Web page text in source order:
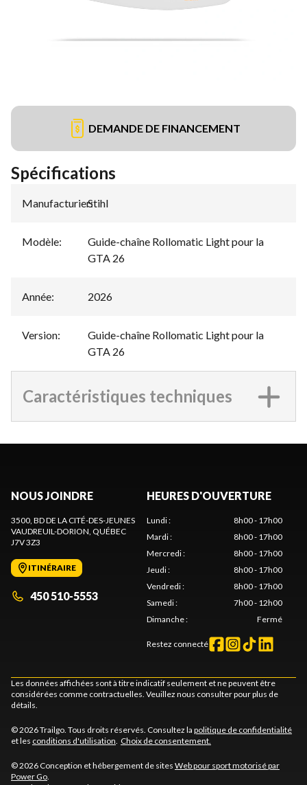
DEMANDE DE FINANCEMENT
Spécifications
Manufacturier:
Stihl
Modèle:
Guide-chaîne Rollomatic Light pour la
GTA 26
Année: 2026
Version:
Guide-chaîne Rollomatic Light pour la
GTA 26
Caractéristiques techniques
NOUS JOINDRE
3500, BD DE LA CITÉ-DES-JEUNES
VAUDREUIL-DORION, QUÉBEC
J7V 3Z3
ITINÉRAIRE
450 510-5553
HEURES D'OUVERTURE
Lundi:
8h00 - 17h00
Mardi:
8h00 - 17h00
Mercredi:
8h00 - 17h00
Jeudi:
8h00 - 17h00
Vendredi:
8h00 - 17h00
Samedi:
7h00 - 12h00
Dimanche: Fermé
Restez connecté
Les données affichées sont à titre indicatif seulement et ne peuvent être
considérées comme contractuelles. Veuillez nous consulter pour plus de
détails.
© 2026 Trailgo. Tous droits réservés. Consultez la politique de confidentialité
et les conditions d'utilisation. Choix de consentement.
© 2026 Conception et hébergement de sites Web pour sport motorisé par
Power Go.